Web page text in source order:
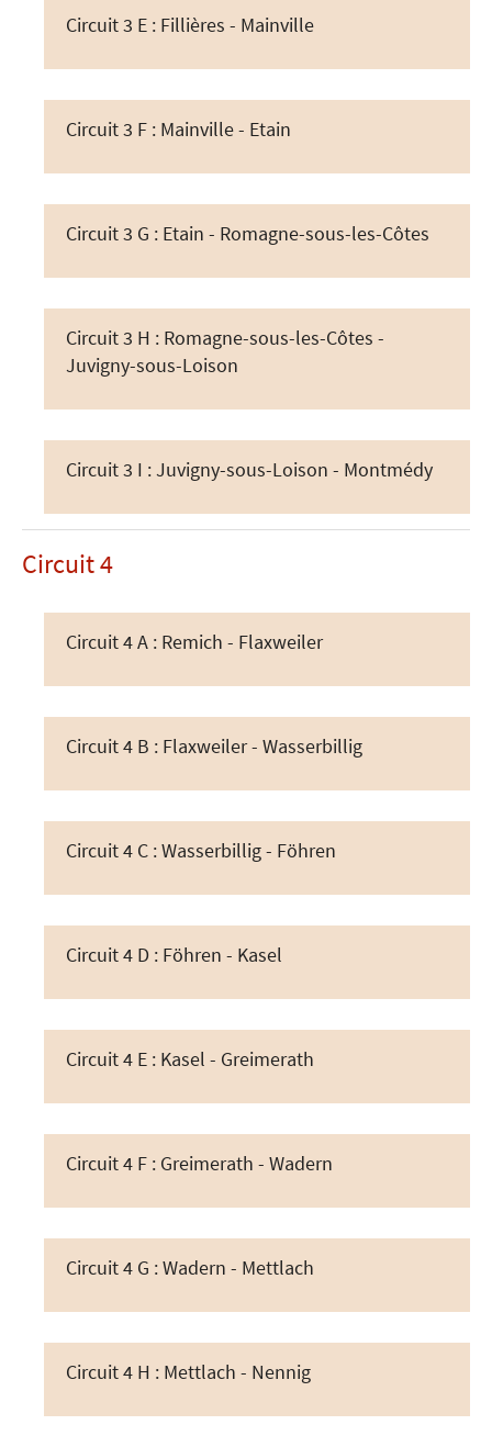
Circuit 3 E : Fillières - Mainville
Circuit 3 F : Mainville - Etain
Circuit 3 G : Etain - Romagne-sous-les-Côtes
Circuit 3 H : Romagne-sous-les-Côtes -
Juvigny-sous-Loison
Circuit 3 I : Juvigny-sous-Loison - Montmédy
Circuit 4
Circuit 4 A : Remich - Flaxweiler
Circuit 4 B : Flaxweiler - Wasserbillig
Circuit 4 C : Wasserbillig - Föhren
Circuit 4 D : Föhren - Kasel
Circuit 4 E : Kasel - Greimerath
Circuit 4 F : Greimerath - Wadern
Circuit 4 G : Wadern - Mettlach
Circuit 4 H : Mettlach - Nennig